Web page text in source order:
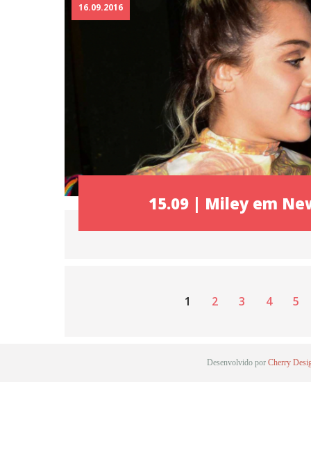
16.09.2016
15.09 | Miley em
1 2 3 4 5
Desenvolvido por Cherry